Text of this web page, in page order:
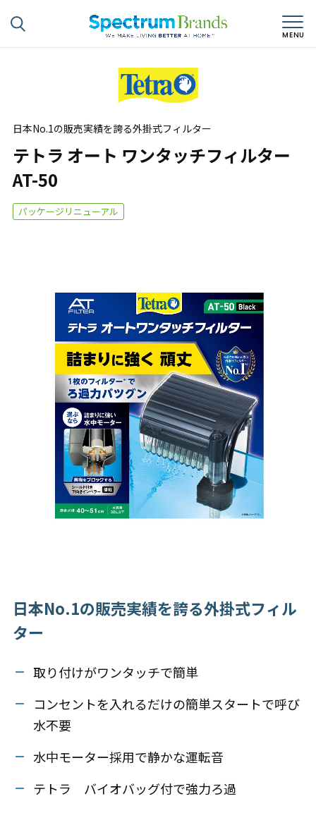
日本No.1の販売実績を誇る外掛式フィルター
テトラ オート ワンタッチフィルター
AT-50
パッケージリニューアル
日本No.1の販売実績を誇る外掛式フィル
ター
取り付けがワンタッチで簡単
コンセントを入れるだけの簡単スタートで呼び
水不要
水中モーター採用で静かな運転音
テトラ バイオバッグ付で強力ろ過